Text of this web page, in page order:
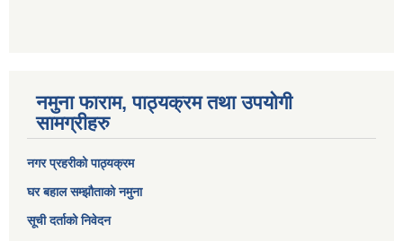
नमुना फाराम, पाठ्यक्रम तथा उपयोगी
सामग्रीहरु
नगर प्रहरीको पाठ्यक्रम
घर बहाल सम्झौताको नमुना
सूची दर्ताको निवेदन